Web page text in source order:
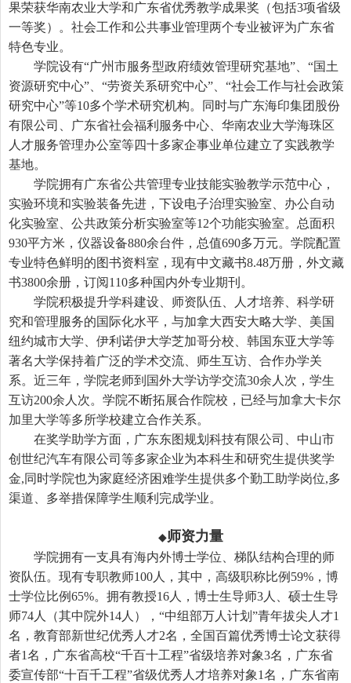
果荣获华南农业大学和广东省优秀教学成果奖（包括3项省级
一等奖）。社会工作和公共事业管理两个专业被评为广东省
特色专业。
学院设有“广州市服务型政府绩效管理研究基地”、“国土
资源研究中心”、“劳资关系研究中心”、“社会工作与社会政策
研究中心”等10多个学术研究机构。同时与广东海印集团股份
有限公司、广东省社会福利服务中心、华南农业大学海珠区
人才服务管理办公室等四十多家企事业单位建立了实践教学
基地。
学院拥有广东省公共管理专业技能实验教学示范中心，
实验环境和实验装备先进，下设电子治理实验室、办公自动
化实验室、公共政策分析实验室等12个功能实验室。总面积
930平方米，仪器设备880余台件，总值690多万元。学院配置
专业特色鲜明的图书资料室，现有中文藏书8.48万册，外文藏
书3800余册，订阅110多种国内外专业期刊。
学院积极提升学科建设、师资队伍、人才培养、科学研
究和管理服务的国际化水平，与加拿大西安大略大学、美国
纽约城市大学、伊利诺伊大学芝加哥分校、韩国东亚大学等
著名大学保持着广泛的学术交流、师生互访、合作办学关
系。近三年，学院老师到国外大学访学交流30余人次，学生
互访200余人次。学院不断拓展合作院校，已经与加拿大卡尔
加里大学等多所学校建立合作关系。
在奖学助学方面，广东东图规划科技有限公司、中山市
创世纪汽车有限公司等多家企业为本科生和研究生提供奖学
金,同时学院也为家庭经济困难学生提供多个勤工助学岗位,多
渠道、多举措保障学生顺利完成学业。
◆师资力量
学院拥有一支具有海内外博士学位、梯队结构合理的师
资队伍。现有专职教师100 人，其中，高级职称比例 59% ，博
士学位比例65%。拥有教授16 人，博士生导师3 人、硕士生导
师74 人（其中院外14 人），“中组部万人计划”青年拔尖人才1
名，教育部新世纪优秀人才2名，全国百篇优秀博士论文获得
者1名，广东省高校“千百十工程”省级培养对象3名，广东省
委宣传部“十百千工程”省级优秀人才培养对象1名，广东省南